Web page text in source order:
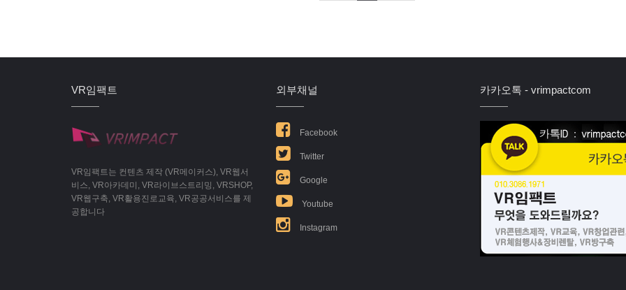
VR임팩트
VR임팩트는 컨텐츠 제작 (VR메이커스), VR웹서
비스, VR아카데미, VR라이브스트리밍, VRSHOP,
VR웹구축, VR활용진로교육, VR공공서비스를 제
공합니다
외부채널
Facebook
Twitter
Google
Youtube
Instagram
카카오톡 - vrimpactcom